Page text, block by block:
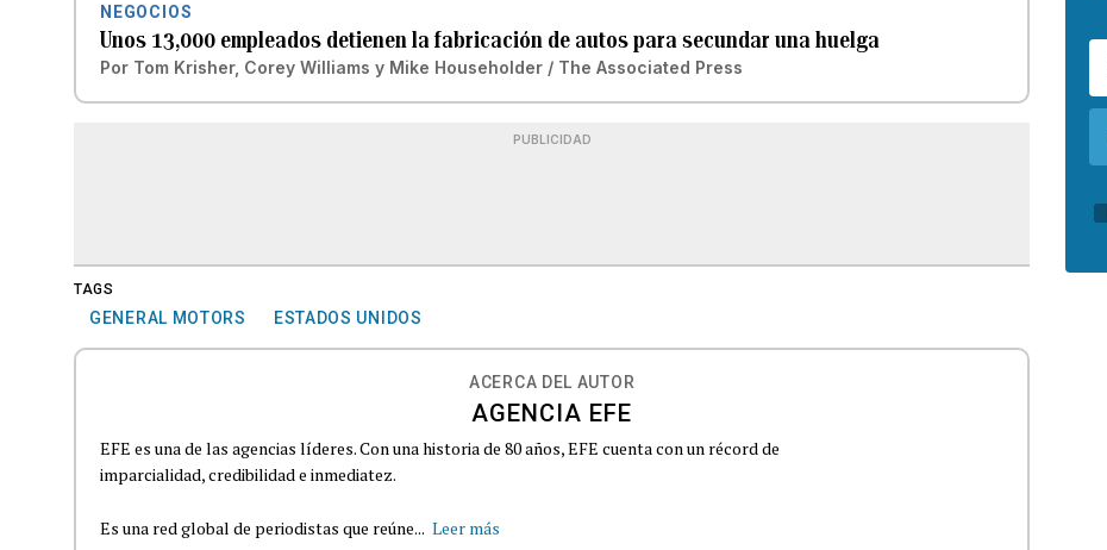
NEGOCIOS
Unos 13,000 empleados detienen la fabricación de autos para secundar una huelga
Por Tom Krisher, Corey Williams y Mike Householder / The Associated Press
PUBLICIDAD
TAGS
GENERAL MOTORS ESTADOS UNIDOS
ACERCA DEL AUTOR
AGENCIA EFE
EFE es una de las agencias líderes. Con una historia de 80 años, EFE cuenta con un récord de
imparcialidad, credibilidad e inmediatez.
Es una red global de periodistas que reúne... Leer más